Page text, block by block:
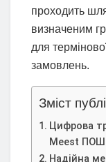
проходить
визначеним
для
замовлень.
Зміст
Цифрова
Meest
Надійна